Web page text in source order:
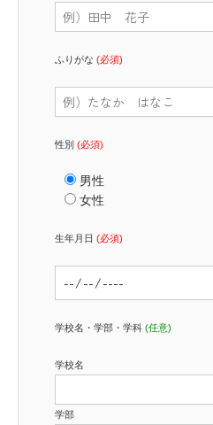
ふりがな (必須)
性別 (必須)
男性
女性
生年月日 (必須)
学校名・学部・学科 (任意)
学校名
学部